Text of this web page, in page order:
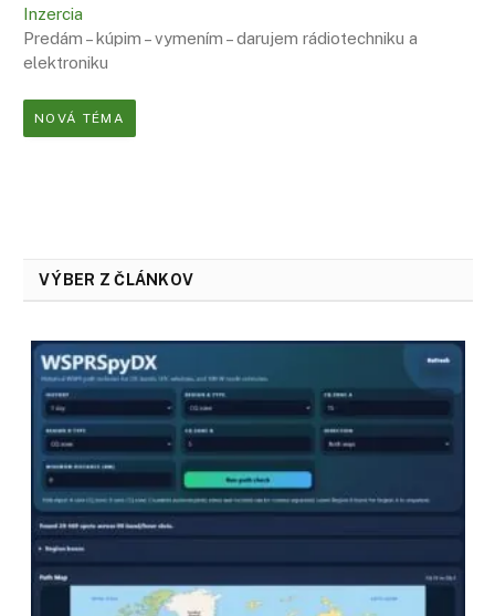
Inzercia
Predám – kúpim – vymením – darujem rádiotechniku a
elektroniku
NOVÁ TÉMA
VÝBER Z ČLÁNKOV